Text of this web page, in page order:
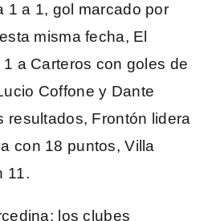
1 a 1, gol marcado por
misma fecha, El
a Carteros con goles de
Coffone y Dante
resultados, Frontón lidera
con 18 puntos, Villa
11.